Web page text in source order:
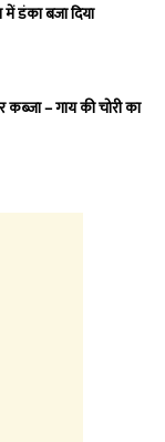
डंका बजा दिया
कब्जा – गाय की चोरी का